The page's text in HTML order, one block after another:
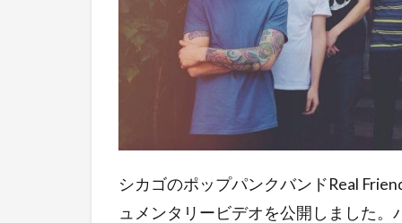
シカゴのポップパンクバンドReal
ュメンタリービデオを公開しました